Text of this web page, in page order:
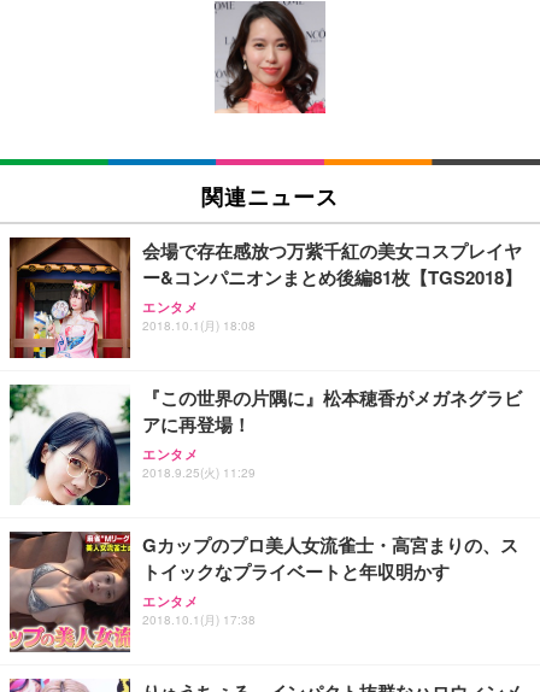
[EdoErgo] オフィスチェア 椅子 テレワーク 疲れな
い 跳ね上げ式アームレスト コンパクト 約105度ロッ
キング pc 事務椅子 360度回転 座面昇降 強化ナイロ
ン樹脂ベース 通気性メッシュ 在宅ワーク H-WY01
(黒網+黒枠+黒足)
SIHOO B100 オフィスチェア／デスクチェア メッシ
ュチェア 人間工学 疲れない ブラック
￥27,999
Sezlife オフィスチェア デスクチェア 疲れない テレ
ワーク チェア 強化バックレスト 30度ロッキング機
能 人間工学 椅子 腰サポート 90度跳ね上げ式アーム
務用 おしゃれ パソコンチェア (ブラック)
Sezlife オフィスチェア デスクチェア 疲れない テレ
ワーク チェア 強化バックレスト 30度ロッキング機
能 人間工学 椅子 腰サポート 90度跳ね上げ式アーム
務用 おしゃれ パソコンチェア (ホワイト)
ANDWINT オフィスチェア デスクチェア 肘なし メ
ッシュ 通気性 ランバーサポート付き 腰サポート ガ
ス圧無段階昇降 360度回転 キャスター付き コンパク
EIZO ビジネス向けプレミアムモニター | FlexScan
EV3240X-WT | 31.5型4K UHD・USB Type-C・ホワ
EIZO ビジネス向けプレミアムモニター | FlexScan
￥109,572
【純正品】27"ゲーミングモニター DualSense 充電
フック付き（CFI-ZDM1J）
【整備済み品】Dell E2724HS 27インチ 液晶モニタ
ー フルHD（1920×1080）VA 非光沢 HDMI/DisplayP
ort/VGA スピーカー内蔵 高さ調整 スイベル VESA対
【MiniLED/24.5inch/280Hz/FHD】GRAPHT THE S
HOOTER Gaming Monitor 24” Essential ゲーミン
グモニター QD 24.5インチ 1ms FHD 量子ドット 残
Amazonベーシック ペットシーツ 薄型 レギュラー 1
回使い捨て 無香料 ホワイト 300枚
Amazonベーシック ペットシーツ 厚型 ワイド 42枚
x2袋(84枚) ホワイト(吸収面:ライトブルー)
￥3,234
ネオ・ルーライフ ネオ・オムツ L 中型犬用 26枚入
り 単品
Smart Basic(スマートベーシック) 【Amazon.co.jp
限定】 Smart Basic アイリスオーヤマ ペットシーツ
超厚型 お徳用 ワイド 100枚入 (x 1) (ケース販売)
アイリスオーヤマ ペットシーツ 超厚型 お徳用 レギ
ュラー 200枚入【Amazon.co.jp限定】
関連ニュース
会場で存在感放つ万紫千紅の美女コスプレイヤ
ー&コンパニオンまとめ後編81枚【TGS2018】
エンタメ
2018.10.1(月) 18:08
『この世界の片隅に』松本穂香がメガネグラビ
アに再登場！
エンタメ
2018.9.25(火) 11:29
Gカップのプロ美人女流雀士・高宮まりの、ス
トイックなプライベートと年収明かす
エンタメ
2018.10.1(月) 17:38